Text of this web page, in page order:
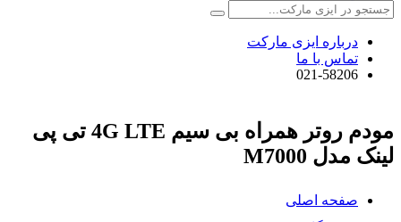
درباره ایزی مارکت
تماس با ما
021-58206
مودم روتر همراه بی سیم 4G LTE تی پی
لینک مدل M7000
صفحه اصلی